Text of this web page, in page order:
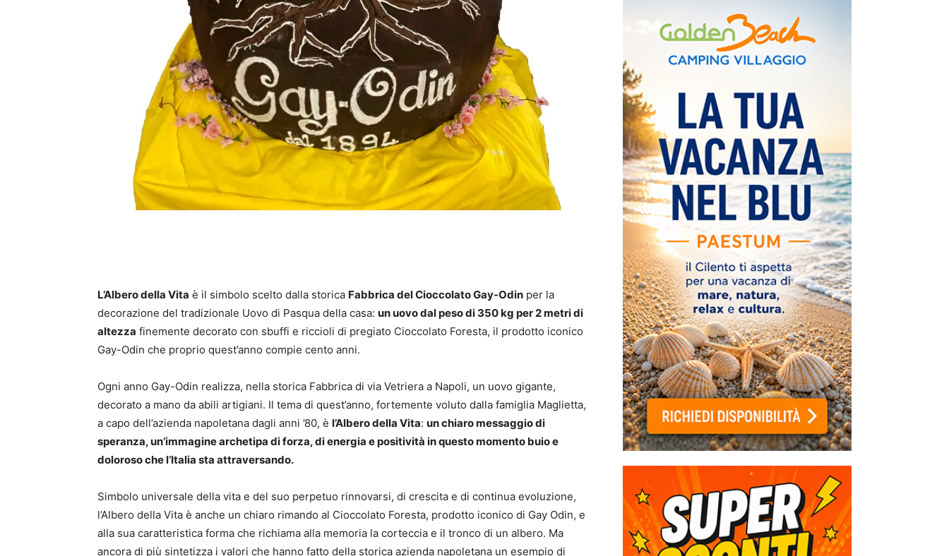
L’Albero della Vita è il simbolo scelto dalla storica Fabbrica del Cioccolato Gay-Odin per la
decorazione del tradizionale Uovo di Pasqua della casa: un uovo dal peso di 350 kg per 2 metri di
altezza finemente decorato con sbuffi e riccioli di pregiato Cioccolato Foresta, il prodotto iconico
Gay-Odin che proprio quest’anno compie cento anni.
Ogni anno Gay-Odin realizza, nella storica Fabbrica di via Vetriera a Napoli, un uovo gigante,
decorato a mano da abili artigiani. Il tema di quest’anno, fortemente voluto dalla famiglia Maglietta,
a capo dell’azienda napoletana dagli anni ’80, è l’Albero della Vita: un chiaro messaggio di
speranza, un’immagine archetipa di forza, di energia e positività in questo momento buio e
doloroso che l’Italia sta attraversando.
Simbolo universale della vita e del suo perpetuo rinnovarsi, di crescita e di continua evoluzione,
l’Albero della Vita è anche un chiaro rimando al Cioccolato Foresta, prodotto iconico di Gay Odin, e
alla sua caratteristica forma che richiama alla memoria la corteccia e il tronco di un albero. Ma
ancora di più sintetizza i valori che hanno fatto della storica azienda napoletana un esempio di